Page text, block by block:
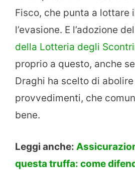
Fisco, che punta a lottare
l’evasione. E l’adozione del
della Lotteria degli
proprio a questo, anche
Draghi ha scelto di
provvedimenti, che
bene.
Leggi anche:
questa truffa: come